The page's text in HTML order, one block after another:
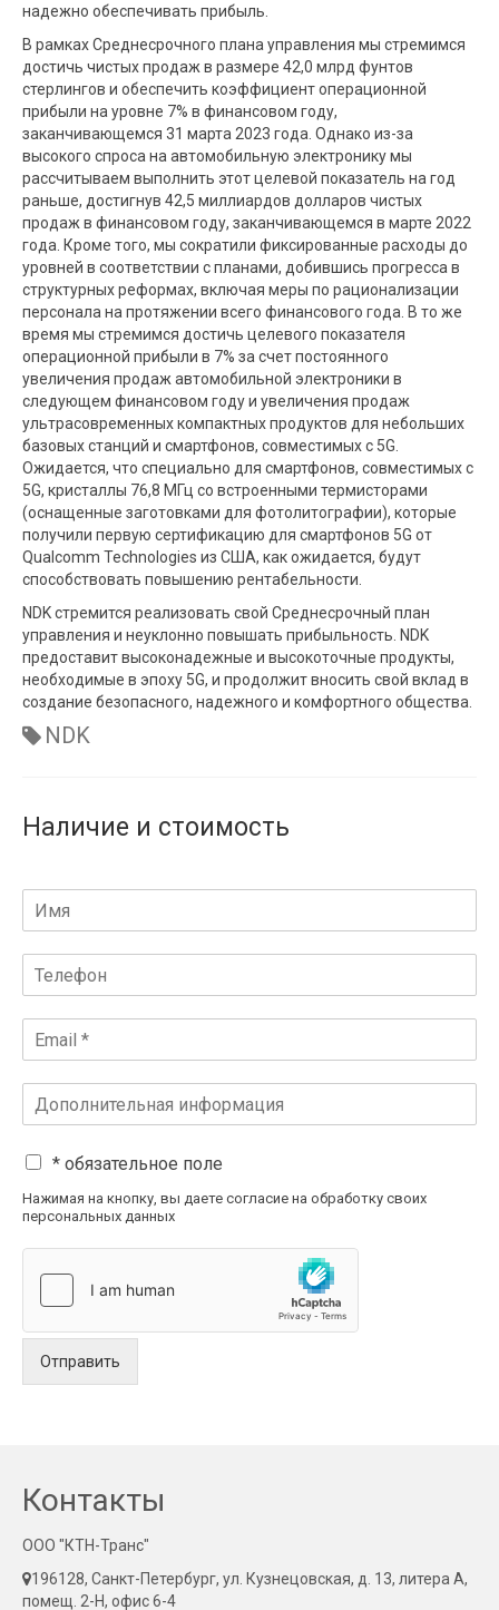
надежно обеспечивать прибыль.
В рамках Среднесрочного плана управления мы стремимся
достичь чистых продаж в размере 42,0 млрд фунтов
стерлингов и обеспечить коэффициент операционной
прибыли на уровне 7% в финансовом году,
заканчивающемся 31 марта 2023 года. Однако из-за
высокого спроса на автомобильную электронику мы
рассчитываем выполнить этот целевой показатель на год
раньше, достигнув 42,5 миллиардов долларов чистых
продаж в финансовом году, заканчивающемся в марте 2022
года. Кроме того, мы сократили фиксированные расходы до
уровней в соответствии с планами, добившись прогресса в
структурных реформах, включая меры по рационализации
персонала на протяжении всего финансового года. В то же
время мы стремимся достичь целевого показателя
операционной прибыли в 7% за счет постоянного
увеличения продаж автомобильной электроники в
следующем финансовом году и увеличения продаж
ультрасовременных компактных продуктов для небольших
базовых станций и смартфонов, совместимых с 5G.
Ожидается, что специально для смартфонов, совместимых с
5G, кристаллы 76,8 МГц со встроенными термисторами
(оснащенные заготовками для фотолитографии), которые
получили первую сертификацию для смартфонов 5G от
Qualcomm Technologies из США, как ожидается, будут
способствовать повышению рентабельности.
NDK стремится реализовать свой Среднесрочный план
управления и неуклонно повышать прибыльность. NDK
предоставит высоконадежные и высокоточные продукты,
необходимые в эпоху 5G, и продолжит вносить свой вклад в
создание безопасного, надежного и комфортного общества.
NDK
Наличие и стоимость
* обязательное поле
Нажимая на кнопку, вы даете согласие на обработку своих
персональных данных
Отправить
Контакты
ООО "КТН-Транс"
196128, Санкт-Петербург, ул. Кузнецовская, д. 13, литера А,
помещ. 2-Н, офис 6-4